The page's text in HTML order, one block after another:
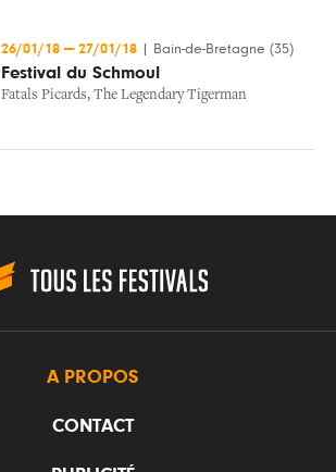
26/01/18 — 27/01/18 Bain-de-Bretagne (35)
Festival du Schmoul
Fatals Picards, The Legendary Tigerman
A PROPOS
CONTACT